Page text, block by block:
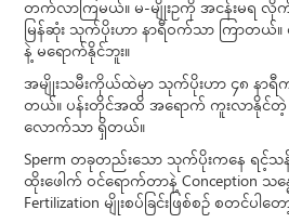
တက်လာကြမယ်။ မ-မျိုးဥကို အငန်းမရ လို
မြန်ဆုံး သုက်ပိုးဟာ နာရီဝက်သာ ကြာတ
နဲ့ မရောက်နိုင်ဘူး။
အမျိုးသမီးကိုယ်ထဲမှာ သုက်ပိုးဟာ ၄၈ နာရီ
တယ်။ ပန်းတိုင်အထိ အရောက် ကူးလာနိုင်တဲ့
လောက်သာ ရှိတယ်။
Sperm တခုတည်းသော သုက်ပိုးကနေ ရင့်သ
ထိုးဖေါက် ဝင်ရောက်တာနဲ့ Conception သ
Fertilization မျိုးစပ်ခြင်းဖြစ်စဉ် စတင်ပါတ